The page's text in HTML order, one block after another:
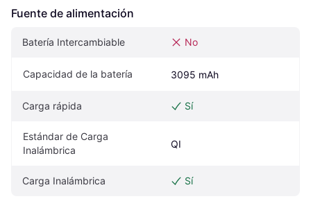
Fuente de alimentación
Batería Intercambiable No
Capacidad de la batería 3095 mAh
Carga rápida Sí
Estándar de Carga
Inalámbrica
QI
Carga Inalámbrica Sí